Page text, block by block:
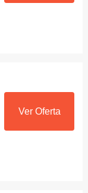
Ver Oferta